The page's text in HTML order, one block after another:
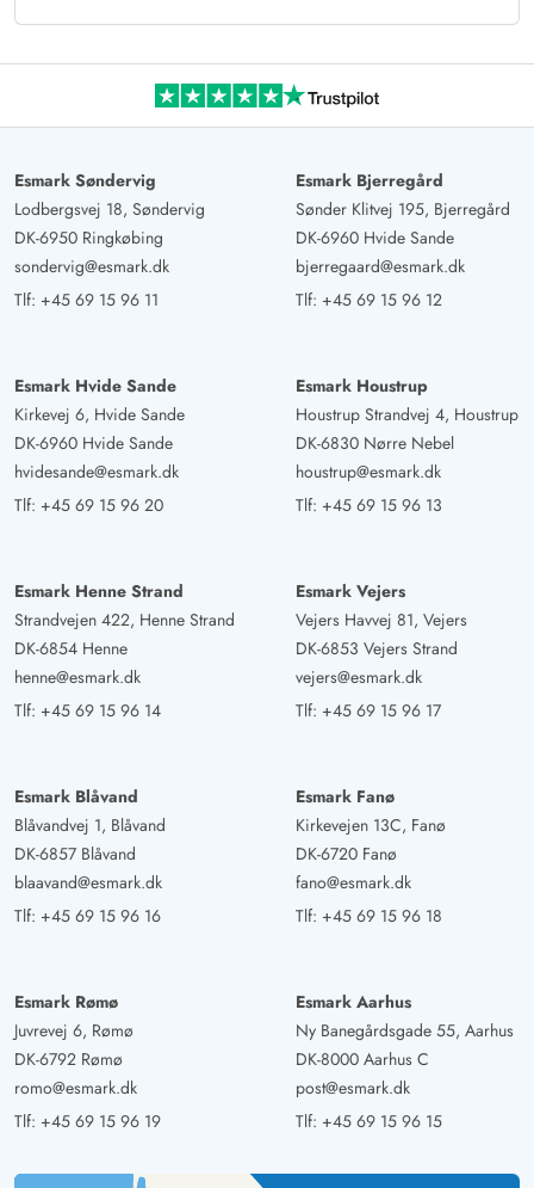
Esmark Søndervig
Lodbergsvej 18, Søndervig
DK-6950 Ringkøbing
sondervig@esmark.dk
Tlf: +45 69 15 96 11
Esmark Bjerregård
Sønder Klitvej 195, Bjerregård
DK-6960 Hvide Sande
bjerregaard@esmark.dk
Tlf: +45 69 15 96 12
Esmark Hvide Sande
Kirkevej 6, Hvide Sande
DK-6960 Hvide Sande
hvidesande@esmark.dk
Tlf: +45 69 15 96 20
Esmark Houstrup
Houstrup Strandvej 4, Houstrup
DK-6830 Nørre Nebel
houstrup@esmark.dk
Tlf: +45 69 15 96 13
Esmark Henne Strand
Strandvejen 422, Henne Strand
DK-6854 Henne
henne@esmark.dk
Tlf: +45 69 15 96 14
Esmark Vejers
Vejers Havvej 81, Vejers
DK-6853 Vejers Strand
vejers@esmark.dk
Tlf: +45 69 15 96 17
Esmark Blåvand
Blåvandvej 1, Blåvand
DK-6857 Blåvand
blaavand@esmark.dk
Tlf: +45 69 15 96 16
Esmark Fanø
Kirkevejen 13C, Fanø
DK-6720 Fanø
fano@esmark.dk
Tlf: +45 69 15 96 18
Esmark Rømø
Juvrevej 6, Rømø
DK-6792 Rømø
romo@esmark.dk
Tlf: +45 69 15 96 19
Esmark Aarhus
Ny Banegårdsgade 55, Aarhus
DK-8000 Aarhus C
post@esmark.dk
Tlf: +45 69 15 96 15